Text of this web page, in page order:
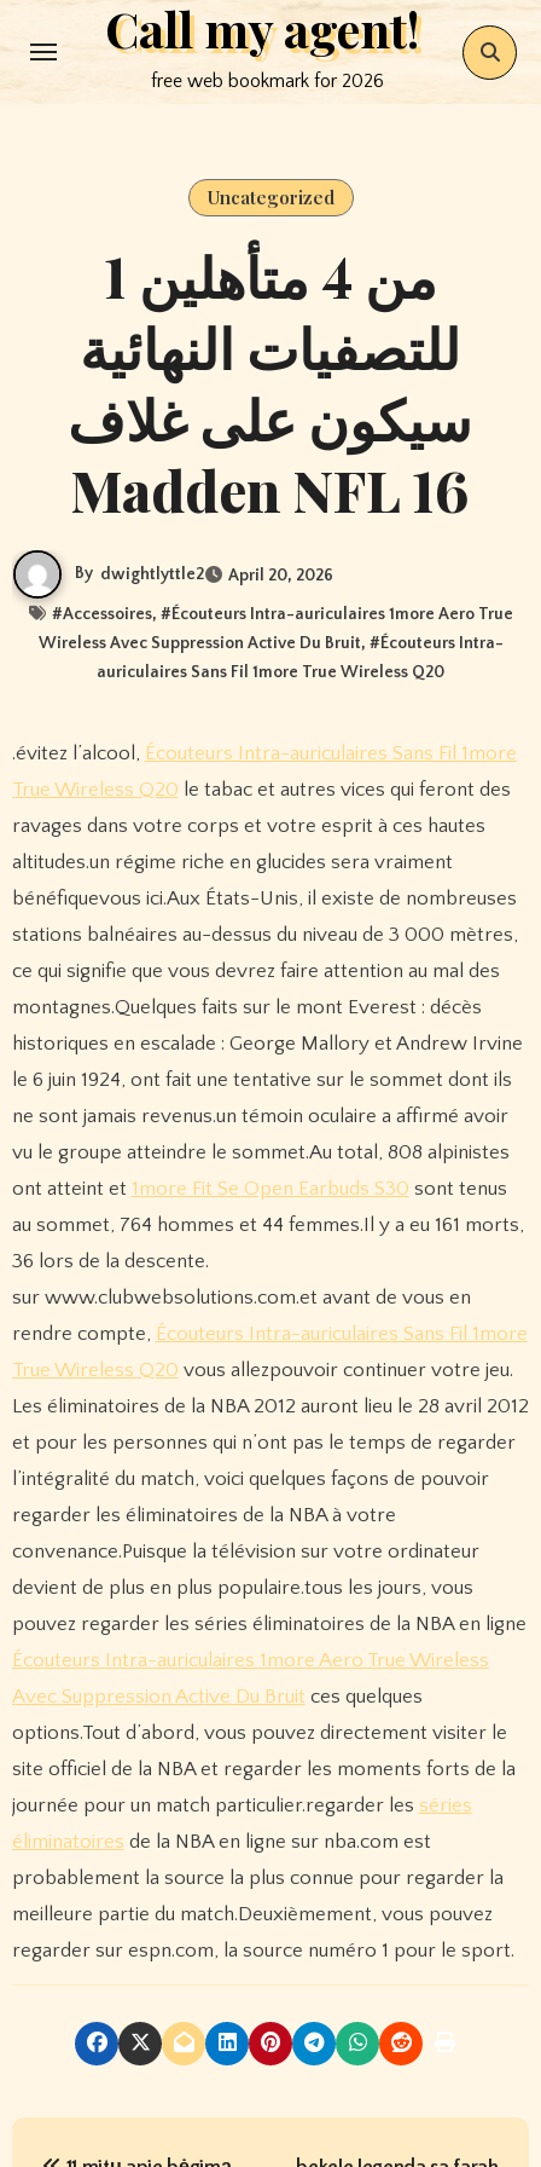
to
Call my agent!
free web bookmark for 2026
Uncategorized
1 من 4 متأهلين
للتصفيات النهائية
سيكون على غلاف
Madden NFL 16
By dwightlyttle2 April 20, 2026
#Accessoires, #Écouteurs Intra-auriculaires 1more Aero True
Wireless Avec Suppression Active Du Bruit, #Écouteurs Intra-
auriculaires Sans Fil 1more True Wireless Q20
.évitez l’alcool, Écouteurs Intra-auriculaires Sans Fil 1more
True Wireless Q20 le tabac et autres vices qui feront des
ravages dans votre corps et votre esprit à ces hautes
altitudes.un régime riche en glucides sera vraiment
bénéfiquevous ici.Aux États-Unis, il existe de nombreuses
stations balnéaires au-dessus du niveau de 3 000 mètres,
ce qui signifie que vous devrez faire attention au mal des
montagnes.Quelques faits sur le mont Everest : décès
historiques en escalade : George Mallory et Andrew Irvine
le 6 juin 1924, ont fait une tentative sur le sommet dont ils
ne sont jamais revenus.un témoin oculaire a affirmé avoir
vu le groupe atteindre le sommet.Au total, 808 alpinistes
ont atteint et 1more Fit Se Open Earbuds S30 sont tenus
au sommet, 764 hommes et 44 femmes.Il y a eu 161 morts,
36 lors de la descente.
sur www.clubwebsolutions.com.et avant de vous en
rendre compte, Écouteurs Intra-auriculaires Sans Fil 1more
True Wireless Q20 vous allezpouvoir continuer votre jeu.
Les éliminatoires de la NBA 2012 auront lieu le 28 avril 2012
et pour les personnes qui n’ont pas le temps de regarder
l’intégralité du match, voici quelques façons de pouvoir
regarder les éliminatoires de la NBA à votre
convenance.Puisque la télévision sur votre ordinateur
devient de plus en plus populaire.tous les jours, vous
pouvez regarder les séries éliminatoires de la NBA en ligne
Écouteurs Intra-auriculaires 1more Aero True Wireless
Avec Suppression Active Du Bruit ces quelques
options.Tout d’abord, vous pouvez directement visiter le
site officiel de la NBA et regarder les moments forts de la
journée pour un match particulier.regarder les séries
éliminatoires de la NBA en ligne sur nba.com est
probablement la source la plus connue pour regarder la
meilleure partie du match.Deuxièmement, vous pouvez
regarder sur espn.com, la source numéro 1 pour le sport.
P